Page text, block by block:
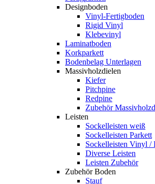
Designboden
Vinyl-Fertigboden
Rigid Vinyl
Klebevinyl
Laminatboden
Korkparkett
Bodenbelag Unterlagen
Massivholzdielen
Kiefer
Pitchpine
Redpine
Zubehör
Leisten
Sockelleisten weiß
Sockelleisten Parkett
Sockelleisten Vinyl /
Diverse Leisten
Leisten Zubehör
Zubehör Boden
Stauf